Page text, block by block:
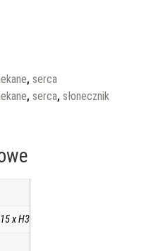
,serca
,serca,słonecznik
x H3